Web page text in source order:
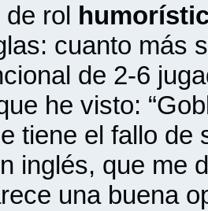
rol
cuanto más
de 2-6
he visto:
tiene el fallo de
inglés, que me
una buena